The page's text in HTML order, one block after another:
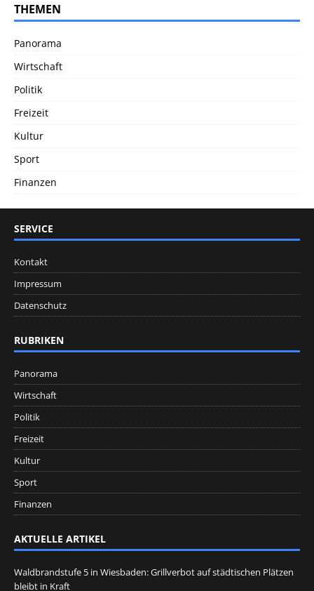
THEMEN
Panorama
Wirtschaft
Politik
Freizeit
Kultur
Sport
Finanzen
SERVICE
Kontakt
Impressum
Datenschutz
RUBRIKEN
Panorama
Wirtschaft
Politik
Freizeit
Kultur
Sport
Finanzen
AKTUELLE ARTIKEL
Waldbrandstufe 5 in Wiesbaden: Grillverbot auf städtischen Plätzen
bleibt in Kraft